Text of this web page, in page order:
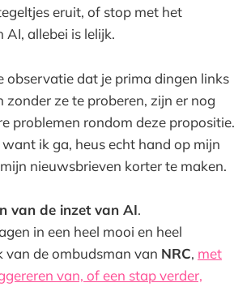
eruit, of stop met het
AI, allebei is lelijk.
observatie dat je prima dingen links
zonder ze te proberen, zijn er nog
problemen rondom deze propositie.
want ik ga, heus echt hand op mijn
nieuwsbrieven korter te maken.
van de inzet van AI.
in een heel mooi en heel
van de ombudsman van NRC, met
van, of een stap verder,